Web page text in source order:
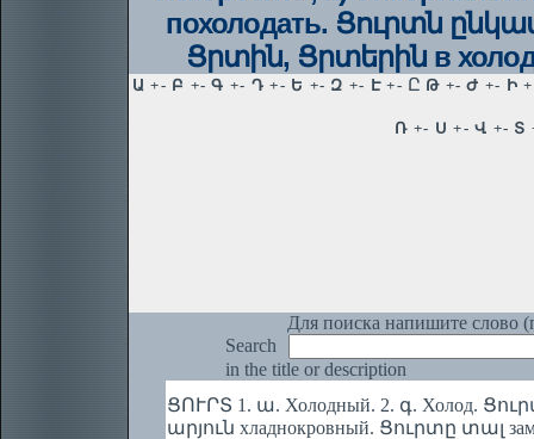
похолодать. Ցուրտն
Ցրտին, Ցրտերին в
Для поиска напишите слово
Search
in the title or description
ՑՈՒՐՏ 1. ա. Холодный. 2. գ. Холод.
արյուն хладнокровный. Ցուրտը տալ